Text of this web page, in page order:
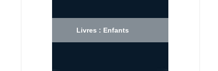
Livres : Enfants